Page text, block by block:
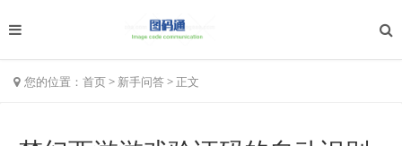
您的位置： 首页> 新手问答> 正文